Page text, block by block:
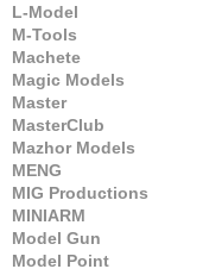
L-Model
M-Tools
Machete
Magic Models
Master
MasterClub
Mazhor Models
MENG
MIG Productions
MINIARM
Model Gun
Model Point